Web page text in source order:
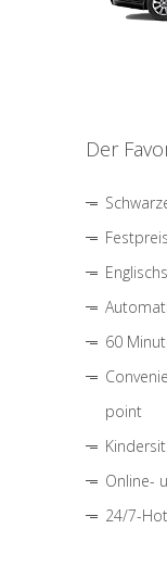
Der
Festpreis
60
point
Online-
24/7-